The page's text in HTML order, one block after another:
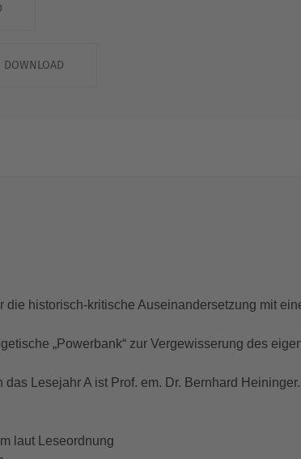
DOWNLOAD
historisch-kritische Auseinandersetzung mit
„Powerbank“ zur Vergewisserung des
Lesejahr A ist Prof. em. Dr. Bernhard Heininger.
laut Leseordnung